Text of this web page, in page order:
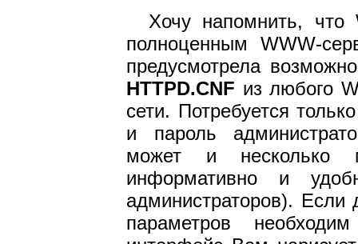
Хочу напомнить, что
полноценным WWW-
предусмотрела
HTTPD.CNF из любого
сети. Потребуется
и пароль
может и несколько
информативно и
администраторов). Если
параметров